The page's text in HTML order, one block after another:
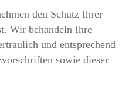
den Schutz Ihrer
Wir behandeln Ihre
und entsprechend
sowie dieser